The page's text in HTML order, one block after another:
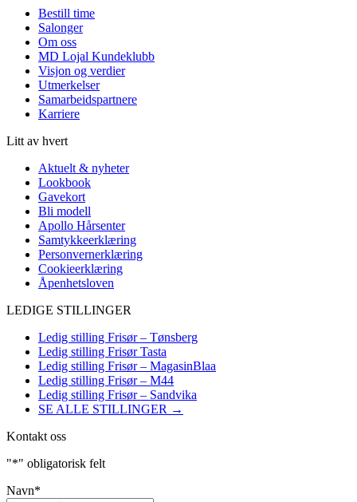
Bestill time
Salonger
Om oss
MD Lojal Kundeklubb
Visjon og verdier
Utmerkelser
Samarbeidspartnere
Karriere
Litt av hvert
Aktuelt & nyheter
Lookbook
Gavekort
Bli modell
Apollo Hårsenter
Samtykkeerklæring
Personvernerklæring
Cookieerklæring
Åpenhetsloven
LEDIGE STILLINGER
Ledig stilling Frisør – Tønsberg
Ledig stilling Frisør Tasta
Ledig stilling Frisør – MagasinBlaa
Ledig stilling Frisør – M44
Ledig stilling Frisør – Sandvika
SE ALLE STILLINGER →
Kontakt oss
"*" obligatorisk felt
Navn*